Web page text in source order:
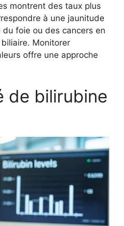
montrent des taux plus
à une jaunitude
foie ou des cancers en
Monitorer
offre une approche
de bilirubine